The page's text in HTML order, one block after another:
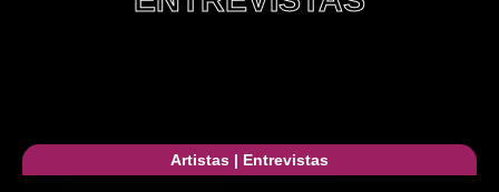
Artistas | Entrevistas